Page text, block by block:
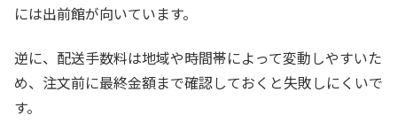
には出前館が向いています。
逆に、配送手数料は地域や時間帯によって変動しやすいた
め、注文前に最終金額まで確認しておくと失敗しにくいで
す。